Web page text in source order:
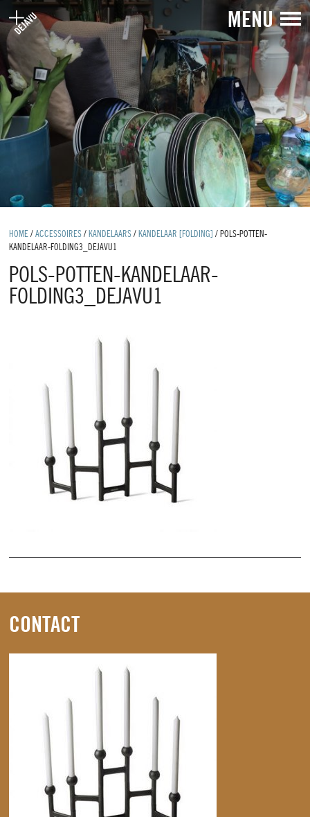
MENU
HOME /ACCESSOIRES / KANDELAARS / KANDELAAR [FOLDING] / POLS-POTTEN-
KANDELAAR-FOLDING3_DEJAVU1
POLS-POTTEN-KANDELAAR-
FOLDING3_DEJAVU1
CONTACT